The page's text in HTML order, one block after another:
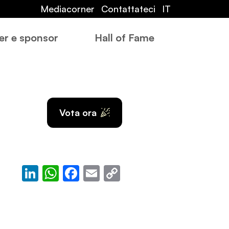
Mediacorner Contattateci IT
e sponsor Hall of Fame
Vota ora
LinkedIn
WhatsApp
Facebook
EmailCopy